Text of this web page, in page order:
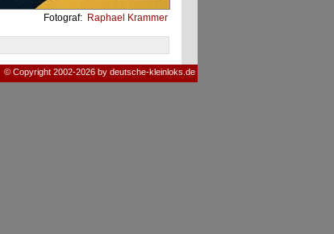
Fotograf: Raphael Krammer
© Copyright 2002-2026 by deutsche-kleinloks.de